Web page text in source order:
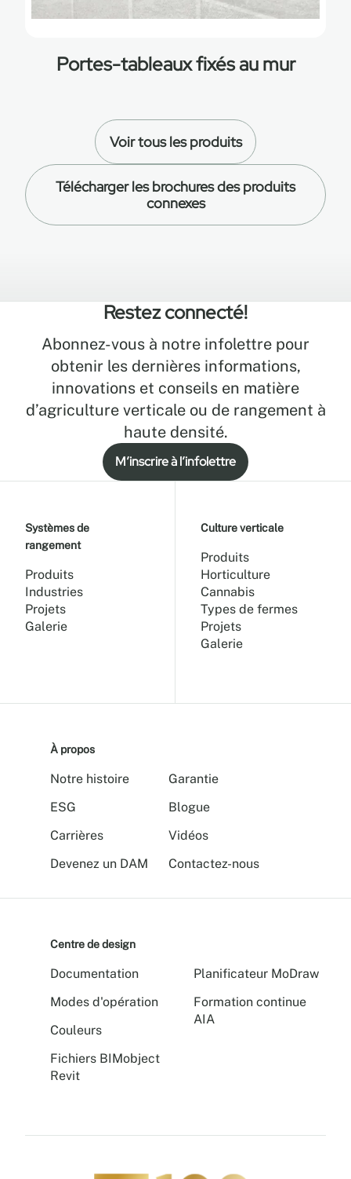
Portes-tableaux fixés au mur
Voir tous les produits
Télécharger les brochures des produits
connexes
Restez connecté!
Abonnez-vous à notre infolettre pour
obtenir les dernières informations,
innovations et conseils en matière
d’agriculture verticale ou de rangement à
haute densité.
M’inscrire à l’infolettre
Systèmes de
rangement
Produits
Industries
Projets
Galerie
Culture verticale
Produits
Horticulture
Cannabis
Types de fermes
Projets
Galerie
À propos
Notre histoire
ESG
Carrières
Devenez un DAM
Garantie
Blogue
Vidéos
Contactez-nous
Centre de design
Documentation
Modes d'opération
Couleurs
Fichiers BIMobject
Revit
Planificateur MoDraw
Formation continue
AIA